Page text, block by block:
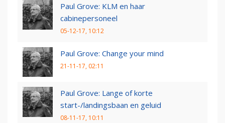
Paul Grove: KLM en haar
cabinepersoneel
05-12-17, 10:12
Paul Grove: Change your mind
21-11-17, 02:11
Paul Grove: Lange of korte
start-/landingsbaan en geluid
08-11-17, 10:11